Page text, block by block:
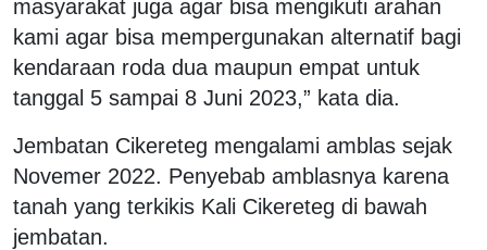
masyarakat juga agar bisa mengikuti arahan
kami agar bisa mempergunakan alternatif bagi
kendaraan roda dua maupun empat untuk
tanggal 5 sampai 8 Juni 2023,” kata dia.
Jembatan Cikereteg mengalami amblas sejak
Novemer 2022. Penyebab amblasnya karena
tanah yang terkikis Kali Cikereteg di bawah
jembatan.